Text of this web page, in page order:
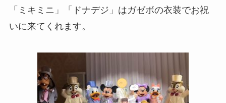
「ミキミニ」「ドナデジ」はガゼボの衣装でお祝
いに来てくれます。